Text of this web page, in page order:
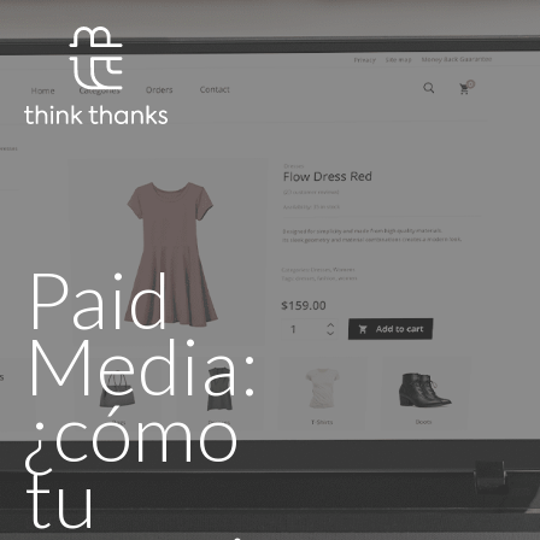
Paid
Media:
¿cómo
tu